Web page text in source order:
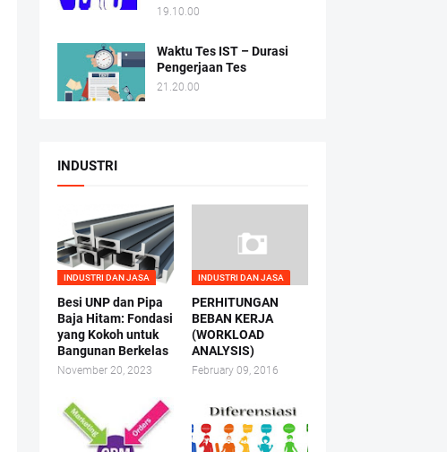
19.10.00
Waktu Tes IST – Durasi
Pengerjaan Tes
21.20.00
INDUSTRI
INDUSTRI DAN JASA
Besi UNP dan Pipa
Baja Hitam: Fondasi
yang Kokoh untuk
Bangunan Berkelas
November 20, 2023
INDUSTRI DAN JASA
PERHITUNGAN
BEBAN KERJA
(WORKLOAD
ANALYSIS)
February 09, 2016